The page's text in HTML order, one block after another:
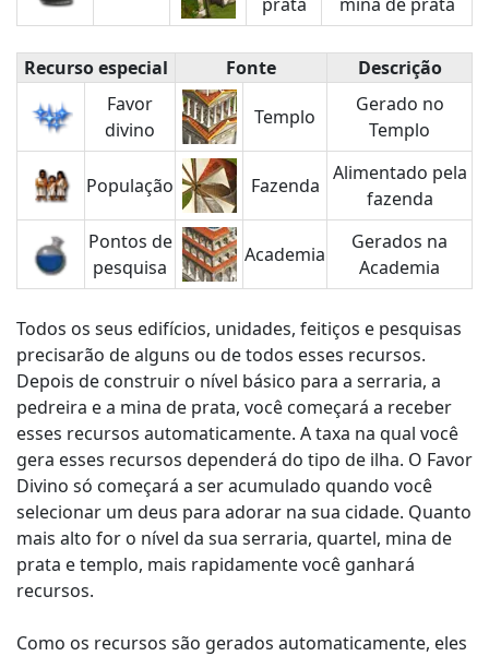
Recurso especial Fonte
Descrição
Favor
divino
Templo
Gerado no
Templo
População Fazenda
Alimentado pela
fazenda
Pontos de
pesquisa
Academia
Gerados na
Academia
Todos os seus edifícios, unidades, feitiços e pesquisas
precisarão de alguns ou de todos esses recursos.
Depois de construir o nível básico para a serraria, a
pedreira e a mina de prata, você começará a receber
esses recursos automaticamente. A taxa na qual você
gera esses recursos dependerá do tipo de ilha. O Favor
Divino só começará a ser acumulado quando você
selecionar um deus para adorar na sua cidade. Quanto
mais alto for o nível da sua serraria, quartel, mina de
prata e templo, mais rapidamente você ganhará
recursos.
Como os recursos são gerados automaticamente, eles